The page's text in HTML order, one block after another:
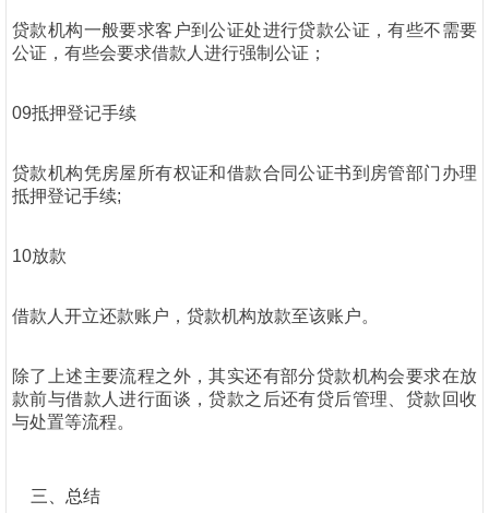
贷款机构一般要求客户到公证处进行贷款公证，有些不需要
公证，有些会要求借款人进行强制公证；
09抵押登记手续
贷款机构凭房屋所有权证和借款合同公证书到房管部门办理
抵押登记手续;
10放款
借款人开立还款账户，贷款机构放款至该账户。
除了上述主要流程之外，其实还有部分贷款机构会要求在放
款前与借款人进行面谈，贷款之后还有贷后管理、贷款回收
与处置等流程。
三、总结